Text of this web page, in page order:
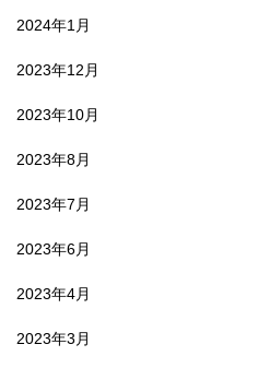
2024年1月
2023年12月
2023年10月
2023年8月
2023年7月
2023年6月
2023年4月
2023年3月